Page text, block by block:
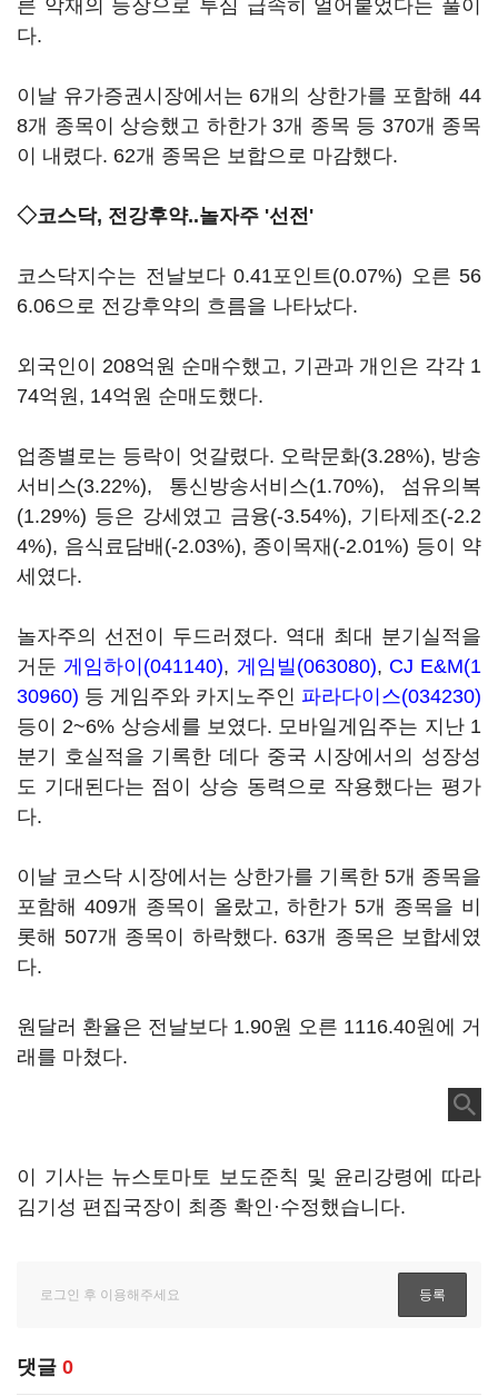
른 악재의 등장으로 투심 급속히 얼어붙었다는 풀이
다.
이날 유가증권시장에서는 6개의 상한가를 포함해 44
8개 종목이 상승했고 하한가 3개 종목 등 370개 종목
이 내렸다. 62개 종목은 보합으로 마감했다.
◇코스닥, 전강후약..놀자주 '선전'
코스닥지수는 전날보다 0.41포인트(0.07%) 오른 56
6.06으로 전강후약의 흐름을 나타났다.
외국인이 208억원 순매수했고, 기관과 개인은 각각 1
74억원, 14억원 순매도했다.
업종별로는 등락이 엇갈렸다. 오락문화(3.28%), 방송
서비스(3.22%), 통신방송서비스(1.70%), 섬유의복
(1.29%) 등은 강세였고 금융(-3.54%), 기타제조(-2.2
4%), 음식료담배(-2.03%), 종이목재(-2.01%) 등이 약
세였다.
놀자주의 선전이 두드러졌다. 역대 최대 분기실적을
거둔게임하이(041140), 게임빌(063080), CJ E&M(1
30960) 등 게임주와 카지노주인 파라다이스(034230)
등이 2~6% 상승세를 보였다. 모바일게임주는 지난 1
분기 호실적을 기록한 데다 중국 시장에서의 성장성
도 기대된다는 점이 상승 동력으로 작용했다는 평가
다.
이날 코스닥 시장에서는 상한가를 기록한 5개 종목을
포함해 409개 종목이 올랐고, 하한가 5개 종목을 비
롯해 507개 종목이 하락했다. 63개 종목은 보합세였
다.
원달러 환율은 전날보다 1.90원 오른 1116.40원에 거
래를 마쳤다.
이 기사는 뉴스토마토 보도준칙 및 윤리강령에 따라
김기성 편집국장이 최종 확인·수정했습니다.
댓글 0